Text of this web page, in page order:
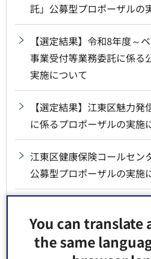
You can translate
the same
託」公募型プロポーザルの
【選定結果】令和8年度～
事業受付等業務委託に係る
実施について
【選定結果】江東区魅力
に係るプロポーザルの実施
江東区健康保険コールセン
公募型プロポーザルの実施
のプロポーザルの実施につ
【選定結果】江東区介護保